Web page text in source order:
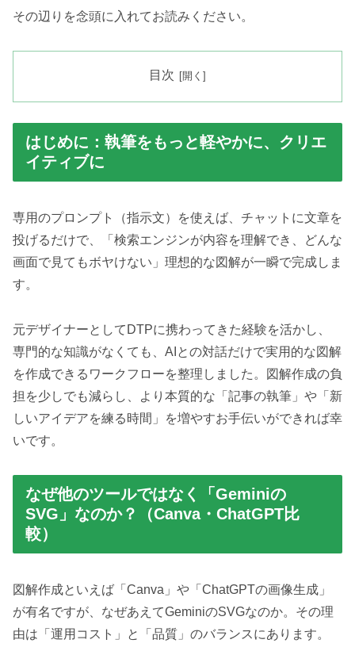
その辺りを念頭に入れてお読みください。
目次
はじめに：執筆をもっと軽やかに、クリエ
イティブに
専用のプロンプト（指示文）を使えば、チャットに文章を
投げるだけで、「検索エンジンが内容を理解でき、どんな
画面で見てもボヤけない」理想的な図解が一瞬で完成しま
す。
元デザイナーとしてDTPに携わってきた経験を活かし、
専門的な知識がなくても、AIとの対話だけで実用的な図解
を作成できるワークフローを整理しました。図解作成の負
担を少しでも減らし、より本質的な「記事の執筆」や「新
しいアイデアを練る時間」を増やすお手伝いができれば幸
いです。
なぜ他のツールではなく「Geminiの
SVG」なのか？（Canva・ChatGPT比
較）
図解作成といえば「Canva」や「ChatGPTの画像生成」
が有名ですが、なぜあえてGeminiのSVGなのか。その理
由は「運用コスト」と「品質」のバランスにあります。